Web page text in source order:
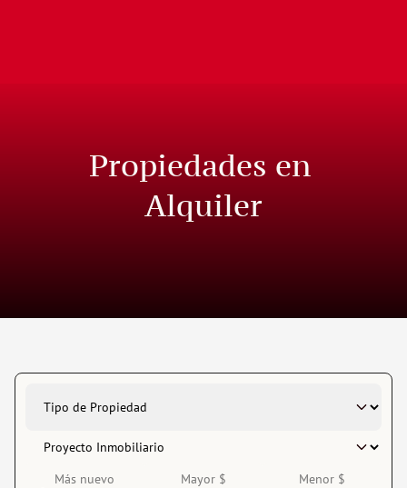
Propiedades en
Alquiler
Más nuevo Mayor $ Menor $